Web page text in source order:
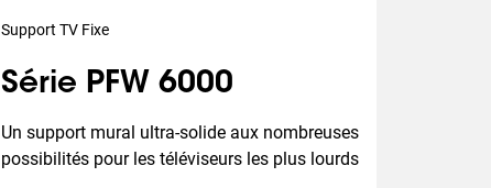
Support TV Fixe
Série PFW 6000
Un support mural ultra-solide aux nombreuses
possibilités pour les téléviseurs les plus lourds